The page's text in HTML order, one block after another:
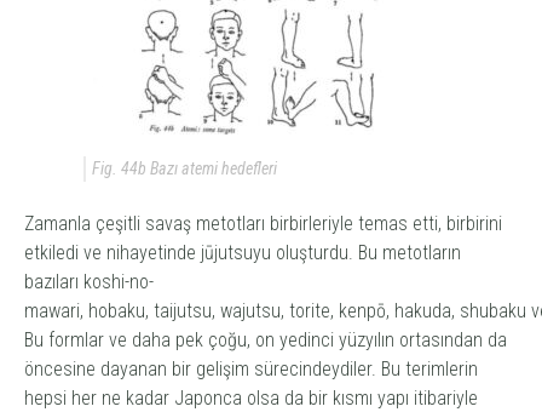
Fig. 44b Bazı atemi hedefleri
Zamanla çeşitli savaş metotları birbirleriyle temas etti, birbirini
etkiledi ve nihayetinde jūjutsuyu oluşturdu. Bu metotların
bazıları koshi-no-
mawari, hobaku, taijutsu, wajutsu, torite, kenpō, hakuda, shubaku
Bu formlar ve daha pek çoğu, on yedinci yüzyılın ortasından da
öncesine dayanan bir gelişim sürecindeydiler. Bu terimlerin
hepsi her ne kadar Japonca olsa da bir kısmı yapı itibariyle